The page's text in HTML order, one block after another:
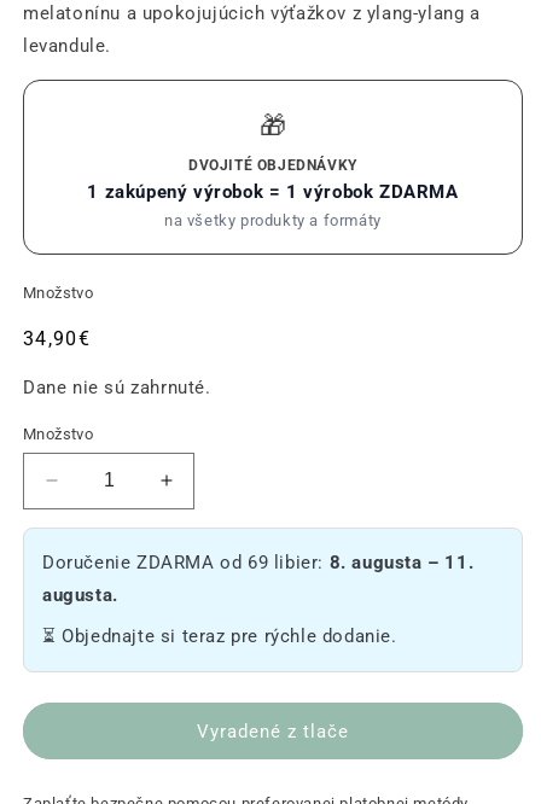
melatonínu a upokojujúcich výťažkov z ylang-ylang a
levandule.
🎁
DVOJITÉ OBJEDNÁVKY
1 zakúpený výrobok = 1 výrobok ZDARMA
na všetky produkty a formáty
Množstvo
Obvyklá
34,90€
Dane nie sú zahrnuté.
Množstvo
Zníženie
množstva
1500mg
Capsule
Melatonin
-
Zvýšte
množstvo
1500
+
Melatonin
Sleep
Doručenie ZDARMA od 69 libier: 8. augusta – 11.
augusta.
⏳ Objednajte si teraz pre rýchle dodanie.
Vyradené z tlače